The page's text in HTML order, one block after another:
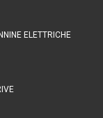
ELETTRICHE